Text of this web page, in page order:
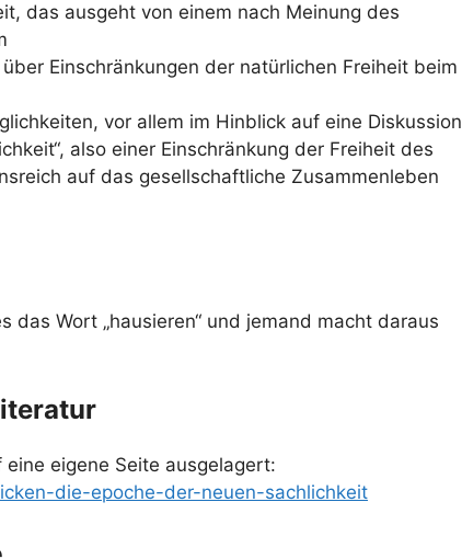
das ausgeht von einem nach Meinung des
Einschränkungen der natürlichen Freiheit beim
vor allem im Hinblick auf eine Diskussion
also einer Einschränkung der Freiheit des
auf das gesellschaftliche Zusammenleben
das Wort „hausieren“ und jemand macht daraus
eigene Seite ausgelagert:
die-epoche-der-neuen-sachlichkeit